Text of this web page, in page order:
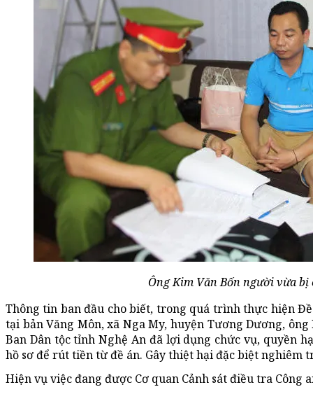
Ông Kim Văn Bốn người vừa bị
Thông tin ban đầu cho biết, trong quá trình thực hiện
tại bản Văng Môn, xã Nga My, huyện Tương Dương,
Ban Dân tộc tỉnh Nghệ An đã lợi dụng chức vụ, quyền
hồ sơ để rút tiền từ đề án. Gây thiệt hại đặc biệt nghiêm
Hiện vụ việc đang được Cơ quan Cảnh sát điều tra